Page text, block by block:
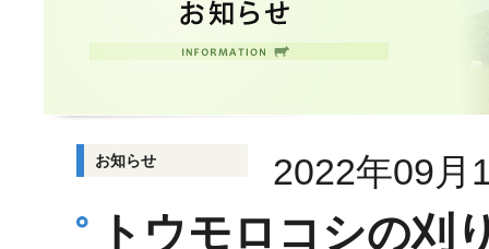
お知らせ 2022年09月
トウモロコシの刈